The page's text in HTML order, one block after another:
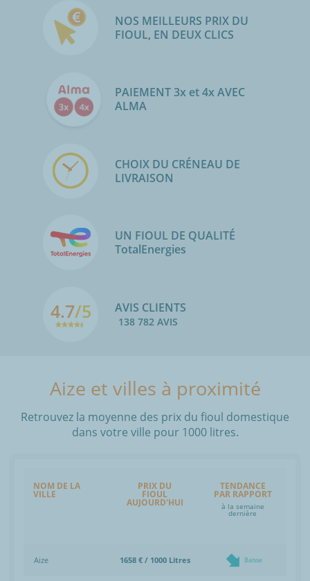
NOS MEILLEURS PRIX DU
FIOUL, EN DEUX CLICS
PAIEMENT 3x et 4x AVEC
ALMA
CHOIX DU CRÉNEAU DE
LIVRAISON
UN FIOUL DE QUALITÉ
TotalEnergies
4.7/5 AVIS CLIENTS
138 782 AVIS
Aize et villes à proximité
Retrouvez la moyenne des prix du fioul domestique
dans votre ville pour 1000 litres.
NOM DE LA
VILLE
PRIX DU
FIOUL
AUJOURD'HUI
TENDANCE
PAR RAPPORT
à la semaine
dernière
Aize 1658 € / 1000 Litres Baisse